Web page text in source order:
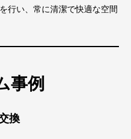
行い、常に清潔で快適な空間
事例
換